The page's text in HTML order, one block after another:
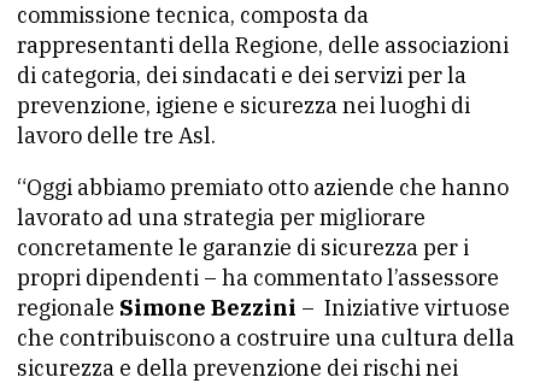
commissione tecnica, composta da
rappresentanti della Regione, delle associazioni
di categoria, dei sindacati e dei servizi per la
prevenzione, igiene e sicurezza nei luoghi di
lavoro delle tre Asl.
“Oggi abbiamo premiato otto aziende che hanno
lavorato ad una strategia per migliorare
concretamente le garanzie di sicurezza per i
propri dipendenti – ha commentato l’assessore
regionale Simone Bezzini – Iniziative virtuose
che contribuiscono a costruire una cultura della
sicurezza e della prevenzione dei rischi nei